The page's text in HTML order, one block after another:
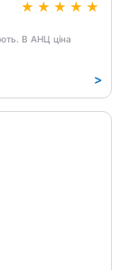
В АНЦ ціна
>